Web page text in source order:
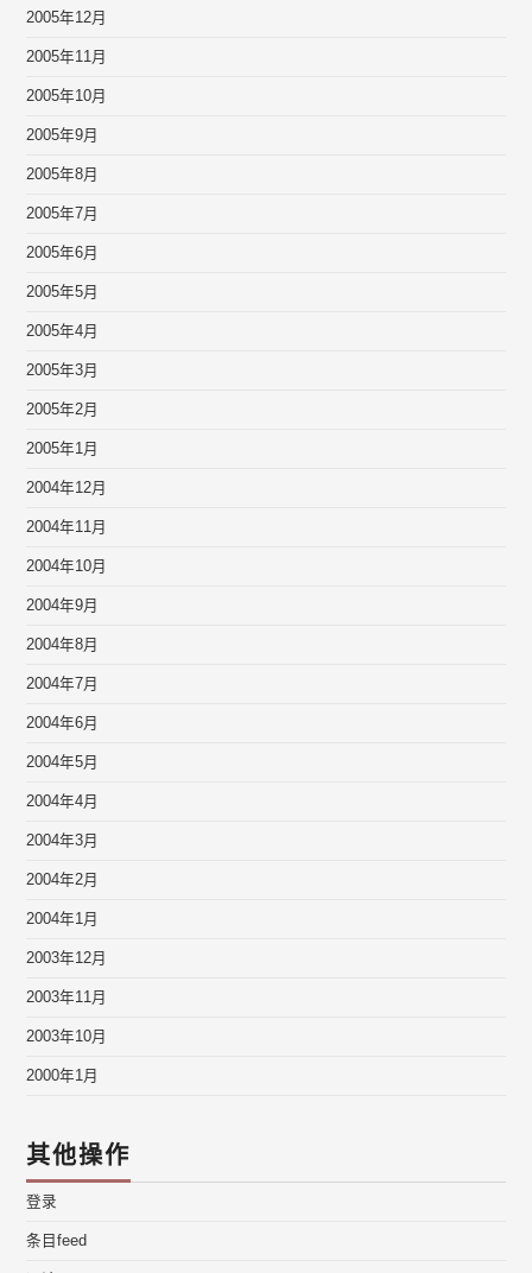
2005年12月
2005年11月
2005年10月
2005年9月
2005年8月
2005年7月
2005年6月
2005年5月
2005年4月
2005年3月
2005年2月
2005年1月
2004年12月
2004年11月
2004年10月
2004年9月
2004年8月
2004年7月
2004年6月
2004年5月
2004年4月
2004年3月
2004年2月
2004年1月
2003年12月
2003年11月
2003年10月
2000年1月
其他操作
登录
条目feed